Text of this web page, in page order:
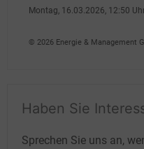
Montag, 16.03.2026, 12:50
© 2026 Energie & Management
Haben Sie
Sprechen Sie uns an,